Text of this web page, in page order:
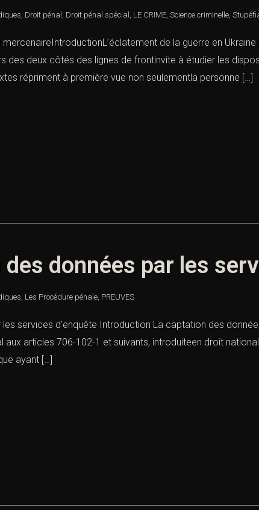
, Droit pénal , Droit pénal spécial , LE CRIME, Science criminelle,
de la guerre en
des deux côtés des lignes de frontinvite à étudier les
répriment à première vue non seulementla personne […]
données par les
, Les Procédure pénale, PREUVES
services d’enquête Introduction La captation des
articles 706-102-1 et suivants, introduiteen droit
ayant […]